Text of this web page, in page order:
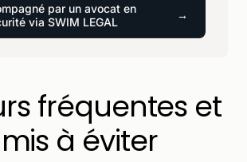
par un avocat en
via SWIM LEGAL
fréquentes et
à éviter